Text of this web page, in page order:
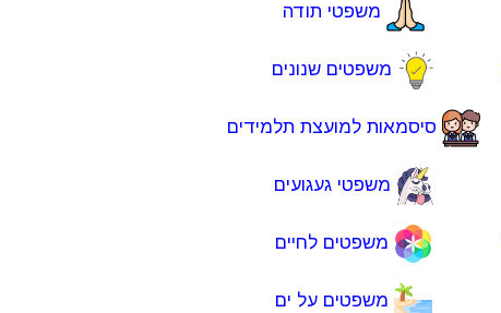
משפטי תודה
משפטים שנונים
סיסמאות למועצת תלמידים
משפטי געגועים
משפטים לחיים
משפטים על ים